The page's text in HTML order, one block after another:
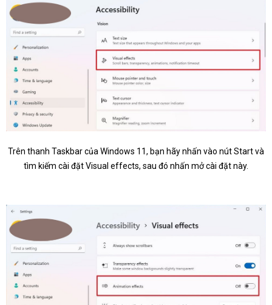
Trên thanh Taskbar của Windows 11, bạn hãy nhấn vào nút Start và
tìm kiếm cài đặt Visual effects, sau đó nhấn mở cài đặt này.